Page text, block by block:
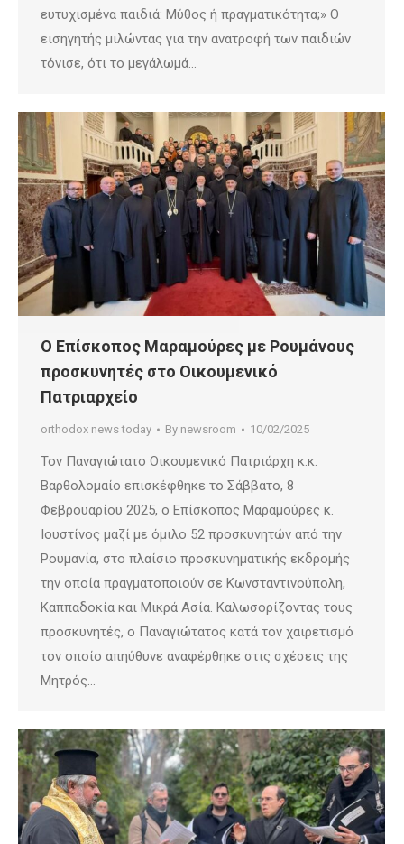
ευτυχισμένα παιδιά: Μύθος ή πραγματικότητα;» Ο
εισηγητής μιλώντας για την ανατροφή των παιδιών
τόνισε, ότι το μεγάλωμά…
Ο Επίσκοπος Μαραμούρες με Ρουμάνους
προσκυνητές στο Οικουμενικό
Πατριαρχείο
orthodox news today By newsroom 10/02/2025
Τον Παναγιώτατο Οικουμενικό Πατριάρχη κ.κ.
Βαρθολομαίο επισκέφθηκε το Σάββατο, 8
Φεβρουαρίου 2025, ο Επίσκοπος Μαραμούρες κ.
Ιουστίνος μαζί με όμιλο 52 προσκυνητών από την
Ρουμανία, στο πλαίσιο προσκυνηματικής εκδρομής
την οποία πραγματοποιούν σε Κωνσταντινούπολη,
Καππαδοκία και Μικρά Ασία. Καλωσορίζοντας τους
προσκυνητές, ο Παναγιώτατος κατά τον χαιρετισμό
τον οποίο απηύθυνε αναφέρθηκε στις σχέσεις της
Μητρός…